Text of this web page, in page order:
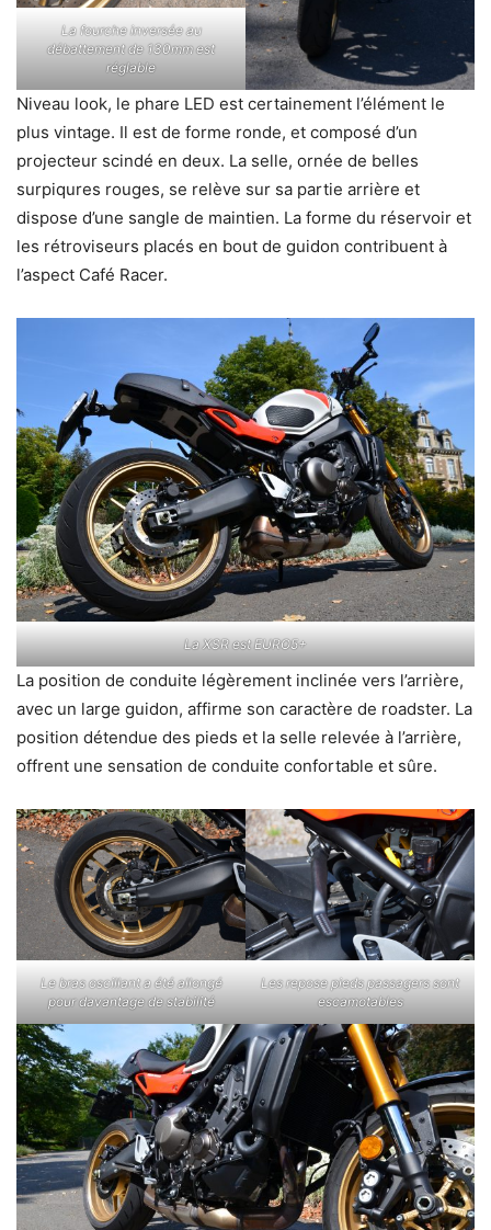
La fourche inversée au
débattement de 130mm est
réglable
Niveau look, le phare LED est certainement l’élément le
plus vintage. Il est de forme ronde, et composé d’un
projecteur scindé en deux. La selle, ornée de belles
surpiqures rouges, se relève sur sa partie arrière et
dispose d’une sangle de maintien. La forme du réservoir et
les rétroviseurs placés en bout de guidon contribuent à
l’aspect Café Racer.
La XSR est EURO5+
La position de conduite légèrement inclinée vers l’arrière,
avec un large guidon, affirme son caractère de roadster. La
position détendue des pieds et la selle relevée à l’arrière,
offrent une sensation de conduite confortable et sûre.
Le bras oscillant a été allongé
pour davantage de stabilité
Les repose pieds passagers sont
escamotables